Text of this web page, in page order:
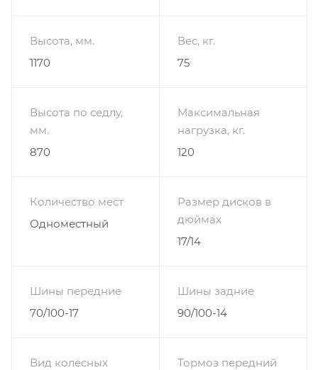
Высота, мм.
1170
Вес, кг.
75
Высота по седлу,
мм.
870
Максимальная
нагрузка, кг.
120
Количество мест
Одноместный
Размер дисков в
дюймах
17/14
Шины передние
70/100-17
Шины задние
90/100-14
Вид колёсных
Тормоз передний